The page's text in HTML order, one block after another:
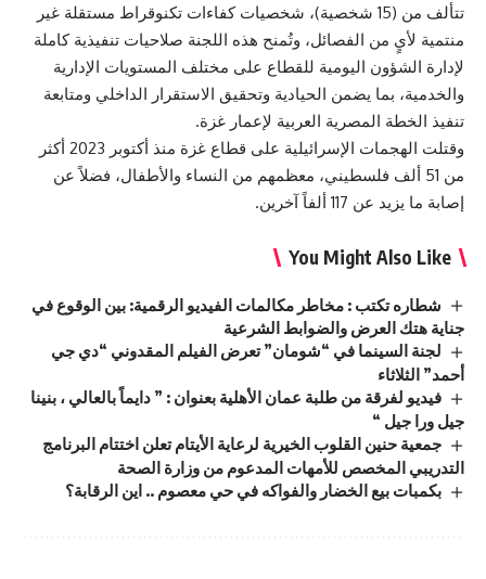
تتألف من (15 شخصية)، شخصيات كفاءات تكنوقراط مستقلة غير
منتمية لأيٍ من الفصائل، وتُمنح هذه اللجنة صلاحيات تنفيذية كاملة
لإدارة الشؤون اليومية للقطاع على مختلف المستويات الإدارية
والخدمية، بما يضمن الحيادية وتحقيق الاستقرار الداخلي ومتابعة
تنفيذ الخطة المصرية العربية لإعمار غزة.
وقتلت الهجمات الإسرائيلية على قطاع غزة منذ أكتوبر 2023 أكثر
من 51 ألف فلسطيني، معظمهم من النساء والأطفال، فضلاً عن
إصابة ما يزيد عن 117 ألفاً آخرين.
You Might Also Like
شطاره تكتب : مخاطر مكالمات الفيديو الرقمية: بين الوقوع في
جناية هتك العرض والضوابط الشرعية
لجنة السينما في “شومان” تعرض الفيلم المقدوني “دي جي
أحمد” الثلاثاء
فيديو لفرقة من طلبة عمان الأهلية بعنوان : ” دايماً بالعالي ، بنينا
جيل ورا جيل “
جمعية حنين القلوب الخيرية لرعاية الأيتام تعلن اختتام البرنامج
التدريبي المخصص للأمهات المدعوم من وزارة الصحة
بكمبات بيع الخضار والفواكه في حي معصوم .. اين الرقابة؟